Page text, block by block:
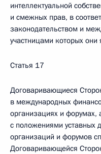
интеллектуальной
и смежных прав, в
законодательством и
участницами которых они
Статья 17
Договаривающиеся
в международных
организациях и форумах,
с положениями уставных
организаций и форумов
Договаривающейся